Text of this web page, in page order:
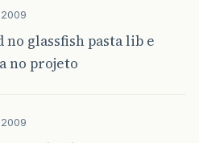
glassfish pasta lib e
no projeto